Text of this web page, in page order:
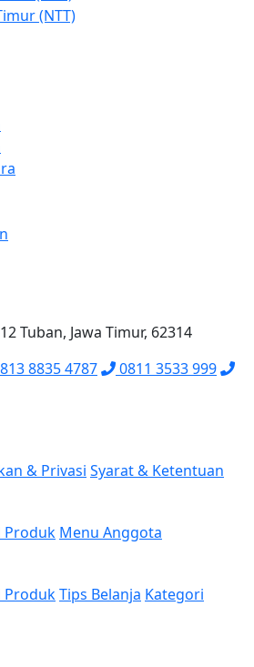
(NTT)
Tuban, Jawa Timur, 62314
8835 4787
0811 3533 999
& Privasi Syarat & Ketentuan
Produk Menu Anggota
ProdukTips Belanja Kategori